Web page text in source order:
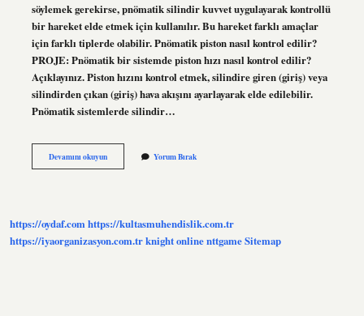
söylemek gerekirse, pnömatik silindir kuvvet uygulayarak kontrollü
bir hareket elde etmek için kullanılır. Bu hareket farklı amaçlar
için farklı tiplerde olabilir. Pnömatik piston nasıl kontrol edilir?
PROJE: Pnömatik bir sistemde piston hızı nasıl kontrol edilir?
Açıklayınız. Piston hızını kontrol etmek, silindire giren (giriş) veya
silindirden çıkan (giriş) hava akışını ayarlayarak elde edilebilir.
Pnömatik sistemlerde silindir…
Devamını okuyunPnömatik
Piston
Yorum Bırak
https://oydaf.comhttps://kultasmuhendislik.com.tr
https://iyaorganizasyon.com.trknight onlinenttgameSitemap